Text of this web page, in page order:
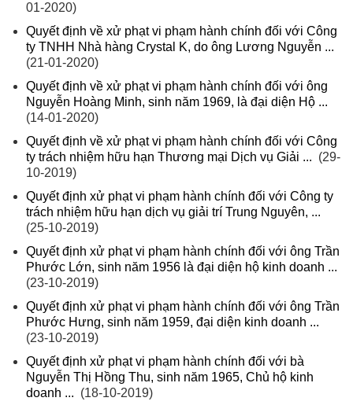
01-2020)
Quyết định về xử phạt vi phạm hành chính đối với Công
ty TNHH Nhà hàng Crystal K, do ông Lương Nguyễn ...
(21-01-2020)
Quyết định về xử phạt vi phạm hành chính đối với ông
Nguyễn Hoàng Minh, sinh năm 1969, là đại diện Hộ ...
(14-01-2020)
Quyết định về xử phạt vi phạm hành chính đối với Công
ty trách nhiệm hữu hạn Thương mại Dịch vụ Giải ... (29-
10-2019)
Quyết định xử phạt vi phạm hành chính đối với Công ty
trách nhiệm hữu hạn dịch vụ giải trí Trung Nguyên, ...
(25-10-2019)
Quyết định xử phạt vi phạm hành chính đối với ông Trần
Phước Lớn, sinh năm 1956 là đại diện hộ kinh doanh ...
(23-10-2019)
Quyết định xử phạt vi phạm hành chính đối với ông Trần
Phước Hưng, sinh năm 1959, đại diện kinh doanh ...
(23-10-2019)
Quyết định xử phạt vi phạm hành chính đối với bà
Nguyễn Thị Hồng Thu, sinh năm 1965, Chủ hộ kinh
doanh ... (18-10-2019)